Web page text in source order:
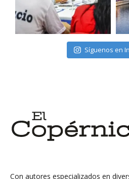
Síguenos en
Con autores especializados en